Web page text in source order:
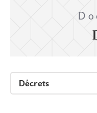
Décrets